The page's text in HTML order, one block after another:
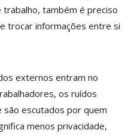
também é preciso
trocar informações entre si
externos entram no
os ruídos
escutados por quem
menos privacidade,